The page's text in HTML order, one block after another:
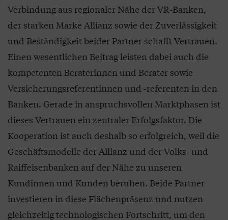
Verbindung aus regionaler Nähe der VR‑Banken,
der starken Marke Allianz sowie der Zuverlässigkeit
und Beständigkeit beider Partner schafft Vertrauen.
Einen wesentlichen Beitrag leisten dabei auch die
kompetenten Beraterinnen und Berater sowie
Versicherungsreferentinnen und ‑referenten in den
Banken. Gerade in anspruchsvollen Marktphasen ist
dieses Vertrauen ein zentraler Erfolgsfaktor. Die
Kooperation ist auch deshalb so erfolgreich, weil die
Geschäftsmodelle der Allianz und der Volks- und
Raiffeisenbanken auf der Nähe zu unseren
Kundinnen und Kunden beruhen. Beide Partner
investieren in diese Flächenpräsenz und nutzen
gleichzeitig technologischen Fortschritt, um den